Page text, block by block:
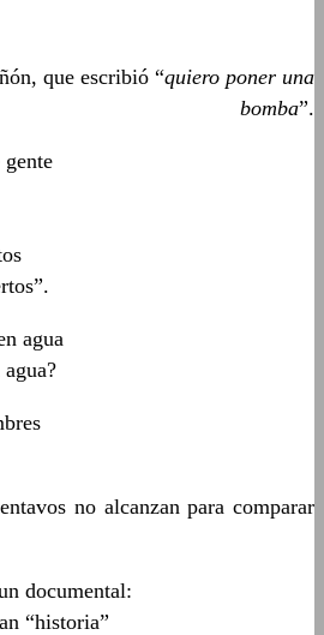
que escribió “quiero poner una
bomba”.
gente
agua
no alcanzan para comparar
documental:
“historia”